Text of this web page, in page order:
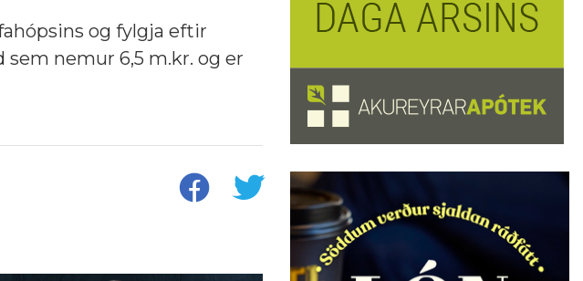
og fylgja eftir
nemur 6,5 m.kr. og er